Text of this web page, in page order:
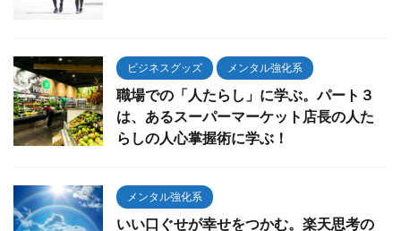
ビジネスグッズ メンタル強化系
職場での「人たらし」に学ぶ。パート３
は、あるスーパーマーケット店長の人た
らしの人心掌握術に学ぶ！
メンタル強化系
いい口ぐせが幸せをつかむ。楽天思考の